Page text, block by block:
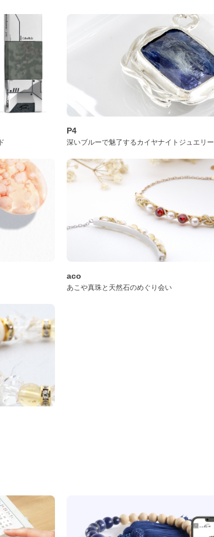
P4
深いブルーで魅了するカイヤナイトジュエリー
aco
あこや真珠と天然石のめぐり会い